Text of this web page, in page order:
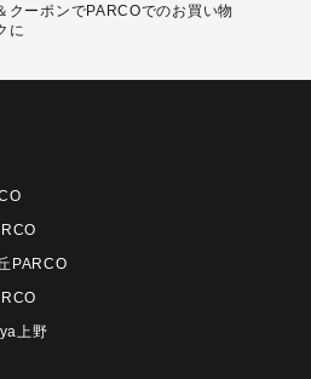
クーポンでPARCOでのお買い物
に
PARCO
上野